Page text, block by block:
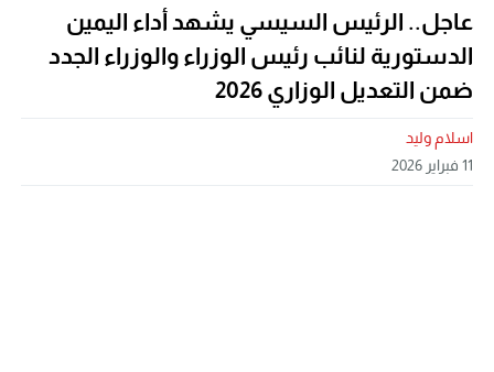
عاجل.. الرئيس السيسي يشهد أداء اليمين
الدستورية لنائب رئيس الوزراء والوزراء الجدد
ضمن التعديل الوزاري 2026
اسلام وليد
11 فبراير 2026